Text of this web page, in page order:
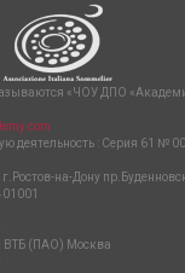
«ЧОУ ДПО
деятельность : Серия 61 №
на-Дону
ВТБ (ПАО) Москва